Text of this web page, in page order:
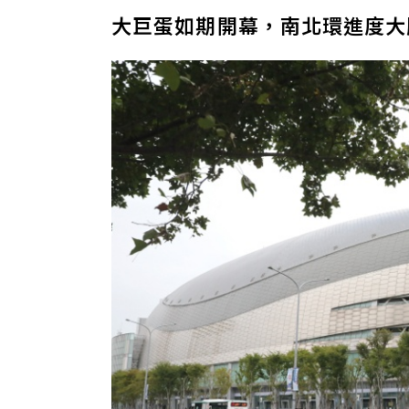
大巨蛋如期開幕，南北環進度